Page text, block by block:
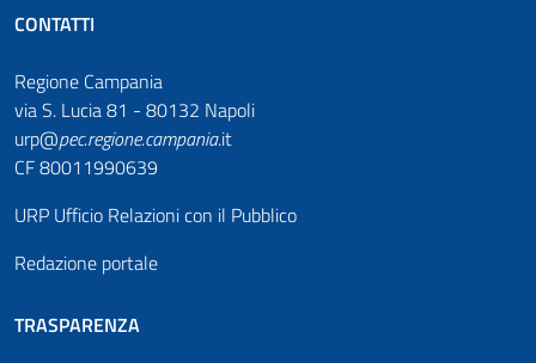
CONTATTI
Regione Campania
via S. Lucia 81 - 80132 Napoli
urp@pec.regione.campania.it
CF 80011990639
URP Ufficio Relazioni con il Pubblico
Redazione portale
TRASPARENZA